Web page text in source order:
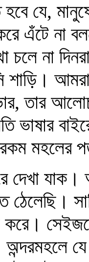
যে,
এঁটে না
চলে না
শাড়ি।
তার
ভাষার
মহলের
দেখা যাক।
করে।